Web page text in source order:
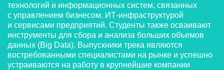
технологий и информационных систем, связанных
с управлением бизнесом, ИТ-инфраструктурой
и сервисами предприятий. Студенты также осваивают
инструменты для сбора и анализа больших объемов
данных (Big Data). Выпускники трека являются
востребованными специалистами на рынке и успешно
устраиваются на работу в крупнейшие компании